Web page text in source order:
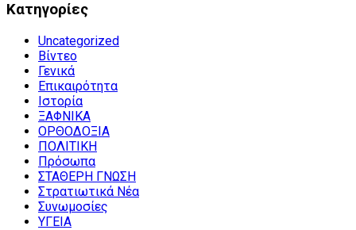
Kατηγορίες
Uncategorized
Βίντεο
Γενικά
Επικαιρότητα
Ιστορία
ΞΑΦΝΙΚΑ
ΟΡΘΟΔΟΞΙΑ
ΠΟΛΙΤΙΚΗ
Πρόσωπα
ΣΤΑΘΕΡΗ ΓΝΩΣΗ
Στρατιωτικά Νέα
Συνωμοσίες
ΥΓΕΙΑ